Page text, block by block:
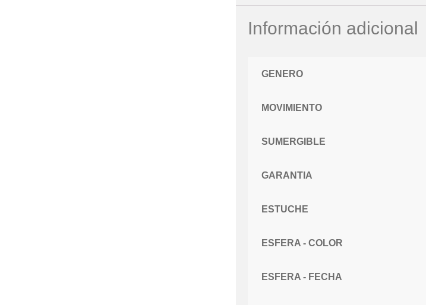
Información adicional
GENERO
MOVIMIENTO
SUMERGIBLE
GARANTIA
ESTUCHE
ESFERA - COLOR
ESFERA - FECHA